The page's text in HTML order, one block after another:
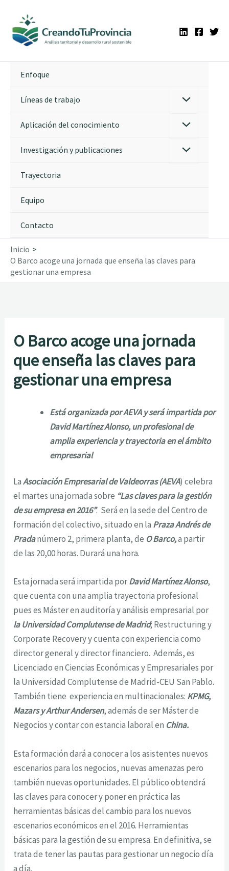
contenido
Enfoque
Líneas de trabajo
Aplicación del conocimiento
Investigación y publicaciones
Trayectoria
Equipo
Contacto
Inicio
O Barco acoge una jornada que enseña las claves para
gestionar una empresa
O Barco acoge una jornada
que enseña las claves para
gestionar una empresa
Está organizada por AEVA y será impartida por
David Martínez Alonso, un profesional de
amplia experiencia y trayectoria en el ámbito
empresarial
LaAsociación Empresarial de Valdeorras (AEVA) celebra
el martes una jornada sobre “Las claves para la gestión
de su empresa en 2016”. Será en la sede del Centro de
formación del colectivo, situado en la Praza Andrés de
Pradanúmero 2, primera planta, de O Barco,a partir
de las 20,00 horas. Durará una hora.
Esta jornada será impartida porDavid Martínez Alonso,
que cuenta con una amplia trayectoria profesional
pues es Máster en auditoría y análisis empresarial por
la Universidad Complutense de Madrid; Restructuring y
Corporate Recovery y cuenta con experiencia como
director general y director financiero. Además, es
Licenciado en Ciencias Económicas y Empresariales por
la Universidad Complutense de Madrid-CEU San Pablo.
También tiene experiencia en multinacionales: KPMG,
Mazars y Arthur Andersen, además de ser Máster de
Negocios y contar con estancia laboral en China.
Esta formación dará a conocer a los asistentes nuevos
escenarios para los negocios, nuevas amenazas pero
también nuevas oportunidades. El público obtendrá
las claves para conocer y poner en práctica las
herramientas básicas del cambio para los nuevos
escenarios económicos en el 2016. Herramientas
básicas para la gestión de su empresa. En definitiva, se
trata de tener las pautas para gestionar un negocio día
a día.